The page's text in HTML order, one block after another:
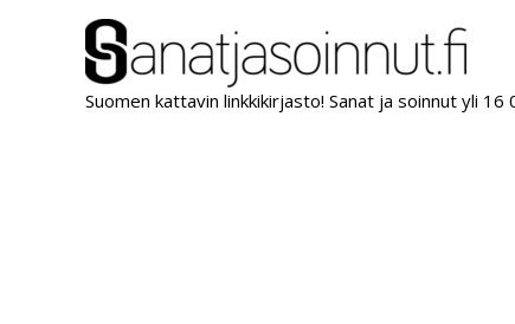
Suomen kattavin linkkikirjasto! Sanat ja soinnut yli 16